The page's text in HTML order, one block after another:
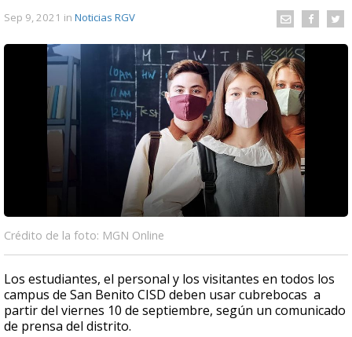
Sep 9, 2021 in Noticias RGV
Crédito de la foto: MGN Online
Los estudiantes, el personal y los visitantes en todos los
campus de San Benito CISD deben usar cubrebocas a
partir del viernes 10 de septiembre, según un comunicado
de prensa del distrito.